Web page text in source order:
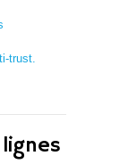
trust.